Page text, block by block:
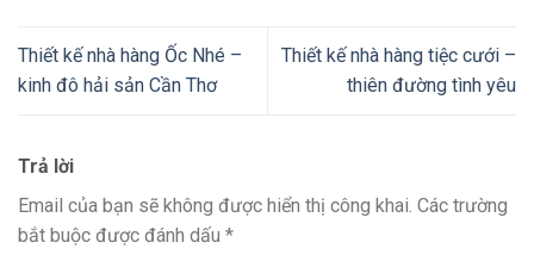
Thiết kế nhà hàng Ốc Nhé –
kinh đô hải sản Cần Thơ
Thiết kế nhà hàng tiệc cưới –
thiên đường tình yêu
Trả lời
Email của bạn sẽ không được hiển thị công khai. Các trường
bắt buộc được đánh dấu *